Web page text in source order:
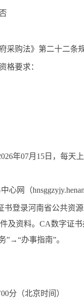
采购法》第二十二条
格要求：
年07月15日，每天
心网（
登录河南省公共资
及资料。CA数字证
”→“办事指南”。
分（北京时间）